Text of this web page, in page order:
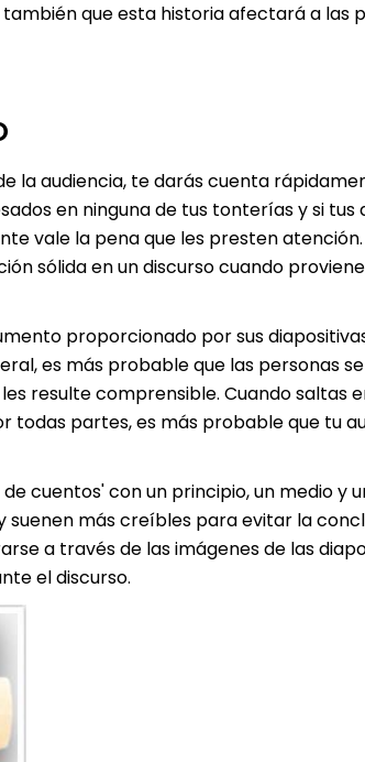
que esta historia afectará a las
la audiencia, te darás cuenta
en ninguna de tus tonterías y si tus
vale la pena que les presten atención.
sólida en un discurso cuando
proporcionado por sus
es más probable que las personas
resulte comprensible. Cuando saltas
todas partes, es más probable que tu
cuentos' con un principio, un medio y
suenen más creíbles para evitar la
a través de las imágenes de las
el discurso.